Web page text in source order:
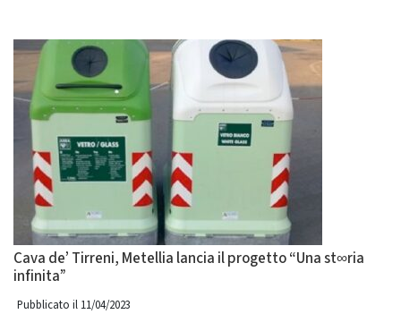
Cava de’ Tirreni, Metellia lancia il progetto “Una st∞ria
infinita”
Pubblicato il 11/04/2023